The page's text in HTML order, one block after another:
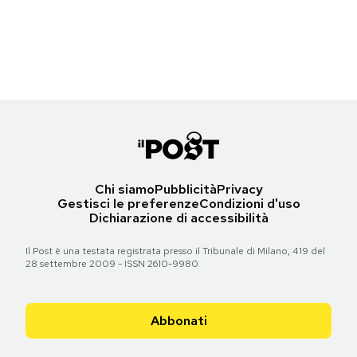
Chi siamoPubblicitàPrivacy
Gestisci le preferenzeCondizioni d'uso
Dichiarazione di accessibilità
Il Post è una testata registrata presso il Tribunale di Milano, 419 del
28 settembre 2009 - ISSN 2610-9980
Abbonati